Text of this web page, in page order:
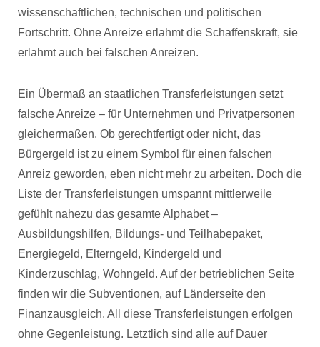
wissenschaftlichen, technischen und politischen
Fortschritt. Ohne Anreize erlahmt die Schaffenskraft, sie
erlahmt auch bei falschen Anreizen.
Ein Übermaß an staatlichen Transferleistungen setzt
falsche Anreize – für Unternehmen und Privatpersonen
gleichermaßen. Ob gerechtfertigt oder nicht, das
Bürgergeld ist zu einem Symbol für einen falschen
Anreiz geworden, eben nicht mehr zu arbeiten. Doch die
Liste der Transferleistungen umspannt mittlerweile
gefühlt nahezu das gesamte Alphabet –
Ausbildungshilfen, Bildungs- und Teilhabepaket,
Energiegeld, Elterngeld, Kindergeld und
Kinderzuschlag, Wohngeld. Auf der betrieblichen Seite
finden wir die Subventionen, auf Länderseite den
Finanzausgleich. All diese Transferleistungen erfolgen
ohne Gegenleistung. Letztlich sind alle auf Dauer